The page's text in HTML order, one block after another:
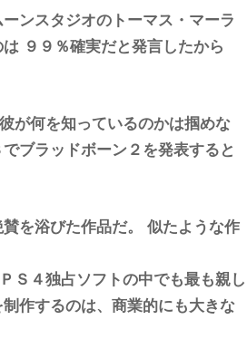
ンスタジオのトーマス・マーラ
９９％確実だと発言したから
が何を知っているのかは掴めな
ブラッドボーン２を発表すると
を浴びた作品だ。 似たような作
Ｓ４独占ソフトの中でも最も親し
作するのは、商業的にも大きな